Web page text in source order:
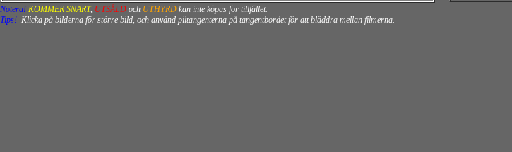
Notera! KOMMER SNART, UTSÅLD och UTHYRD kan inte köpas för tillfället.
Tips! Klicka på bilderna för större bild, och använd piltangenterna på tangentbordet för att bläddra mellan filmerna.